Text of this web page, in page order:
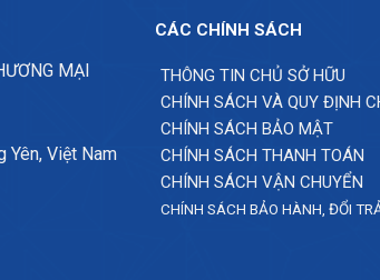
MẠI
Yên, Việt Nam
CÁC CHÍNH SÁCH
THÔNG TIN CHỦ SỞ HỮU
CHÍNH SÁCH VÀ QUY ĐỊNH
CHÍNH SÁCH BẢO MẬT
CHÍNH SÁCH THANH TOÁN
CHÍNH SÁCH VẬN CHUYỂN
CHÍNH SÁCH BẢO HÀNH, ĐỔI